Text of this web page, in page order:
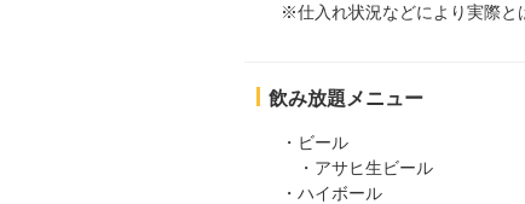
※仕入れ状況などにより実際と
飲み放題メニュー
・ビール
・アサヒ生ビール
・ハイボール